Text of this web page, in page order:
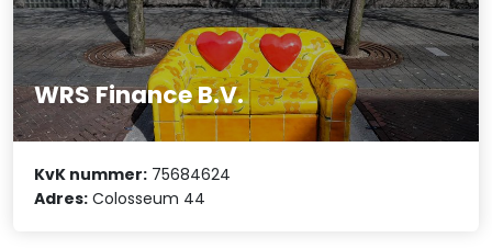
WRS Finance B.V.
KvK nummer: 75684624
Adres: Colosseum 44